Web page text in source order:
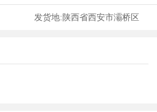
发货地:陕西省西安市灞桥区